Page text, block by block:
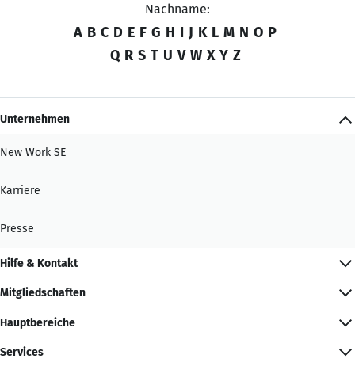
Nachname:
A B C D E F G H I J K L M N O P
Q R S T U V W X Y Z
Unternehmen
New Work SE
Karriere
Presse
Hilfe & Kontakt
Mitgliedschaften
Hauptbereiche
Services